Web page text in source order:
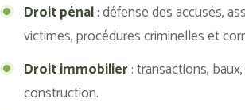
Droit pénal: défense des accusés,
victimes, procédures criminelles et
Droit immobilier: transactions,
construction.